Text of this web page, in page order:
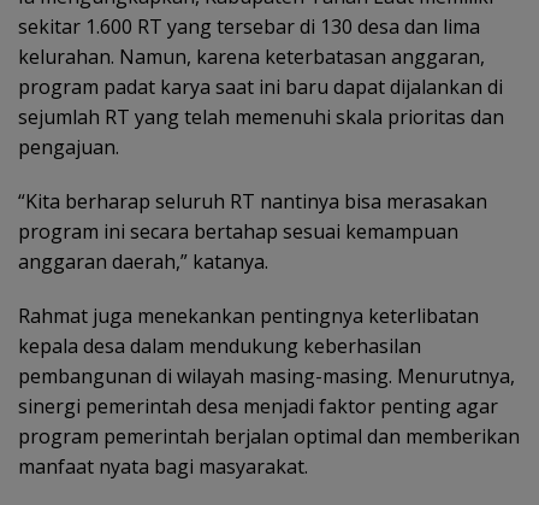
sekitar 1.600 RT yang tersebar di 130 desa dan lima
kelurahan. Namun, karena keterbatasan anggaran,
program padat karya saat ini baru dapat dijalankan di
sejumlah RT yang telah memenuhi skala prioritas dan
pengajuan.
“Kita berharap seluruh RT nantinya bisa merasakan
program ini secara bertahap sesuai kemampuan
anggaran daerah,” katanya.
Rahmat juga menekankan pentingnya keterlibatan
kepala desa dalam mendukung keberhasilan
pembangunan di wilayah masing-masing. Menurutnya,
sinergi pemerintah desa menjadi faktor penting agar
program pemerintah berjalan optimal dan memberikan
manfaat nyata bagi masyarakat.